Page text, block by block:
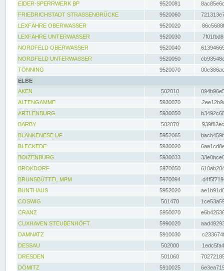
EIDER-SPERRWERK BP
9520081
FRIEDRICHSTADT STRASSENBRÜCKE
9520060
LEXFÄHRE OBERWASSER
9520020
LEXFÄHRE UNTERWASSER
9520030
NORDFELD OBERWASSER
9520040
NORDFELD UNTERWASSER
9520050
TÖNNING
9520070
ELBE
AKEN
502010
ALTENGAMME
5930070
ARTLENBURG
5930050
BARBY
502070
BLANKENESE UF
5952065
BLECKEDE
5930020
BOIZENBURG
5930033
BROKDORF
5970050
BRUNSBÜTTEL MPM
5970094
BUNTHAUS
5952020
COSWIG
501470
CRANZ
5950070
CUXHAVEN STEUBENHÖFT
5990020
DAMNATZ
5910030
DESSAU
502000
DRESDEN
501060
DÖMITZ
5910025